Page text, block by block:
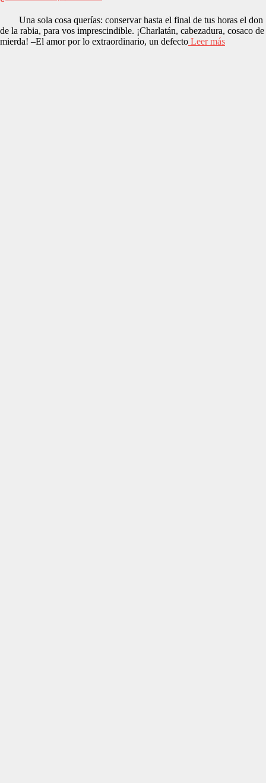
Una sola cosa querías: conservar hasta el final de tus horas el don
de la rabia, para vos imprescindible. ¡Charlatán, cabezadura, cosaco de
mierda! –El amor por lo extraordinario, un defecto Leer más